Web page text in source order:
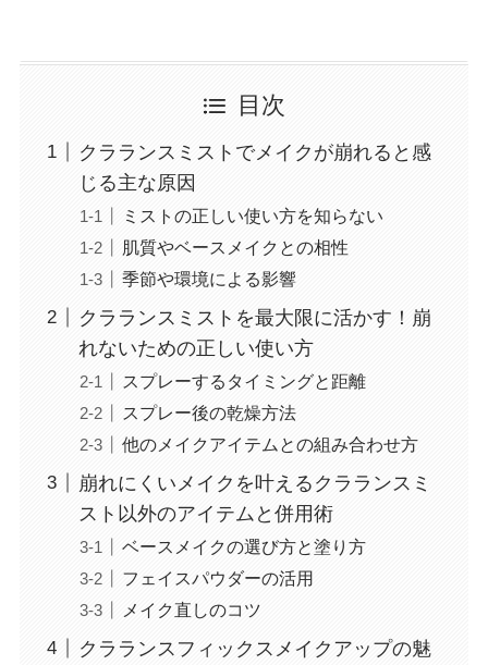
目次
クラランスミストでメイクが崩れると感
じる主な原因
ミストの正しい使い方を知らない
肌質やベースメイクとの相性
季節や環境による影響
クラランスミストを最大限に活かす！崩
れないための正しい使い方
スプレーするタイミングと距離
スプレー後の乾燥方法
他のメイクアイテムとの組み合わせ方
崩れにくいメイクを叶えるクラランスミ
スト以外のアイテムと併用術
ベースメイクの選び方と塗り方
フェイスパウダーの活用
メイク直しのコツ
クラランスフィックスメイクアップの魅